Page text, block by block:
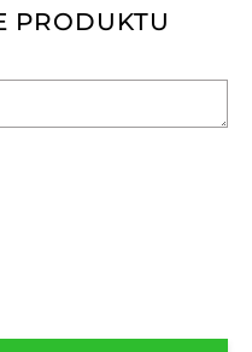
PRODUKTU